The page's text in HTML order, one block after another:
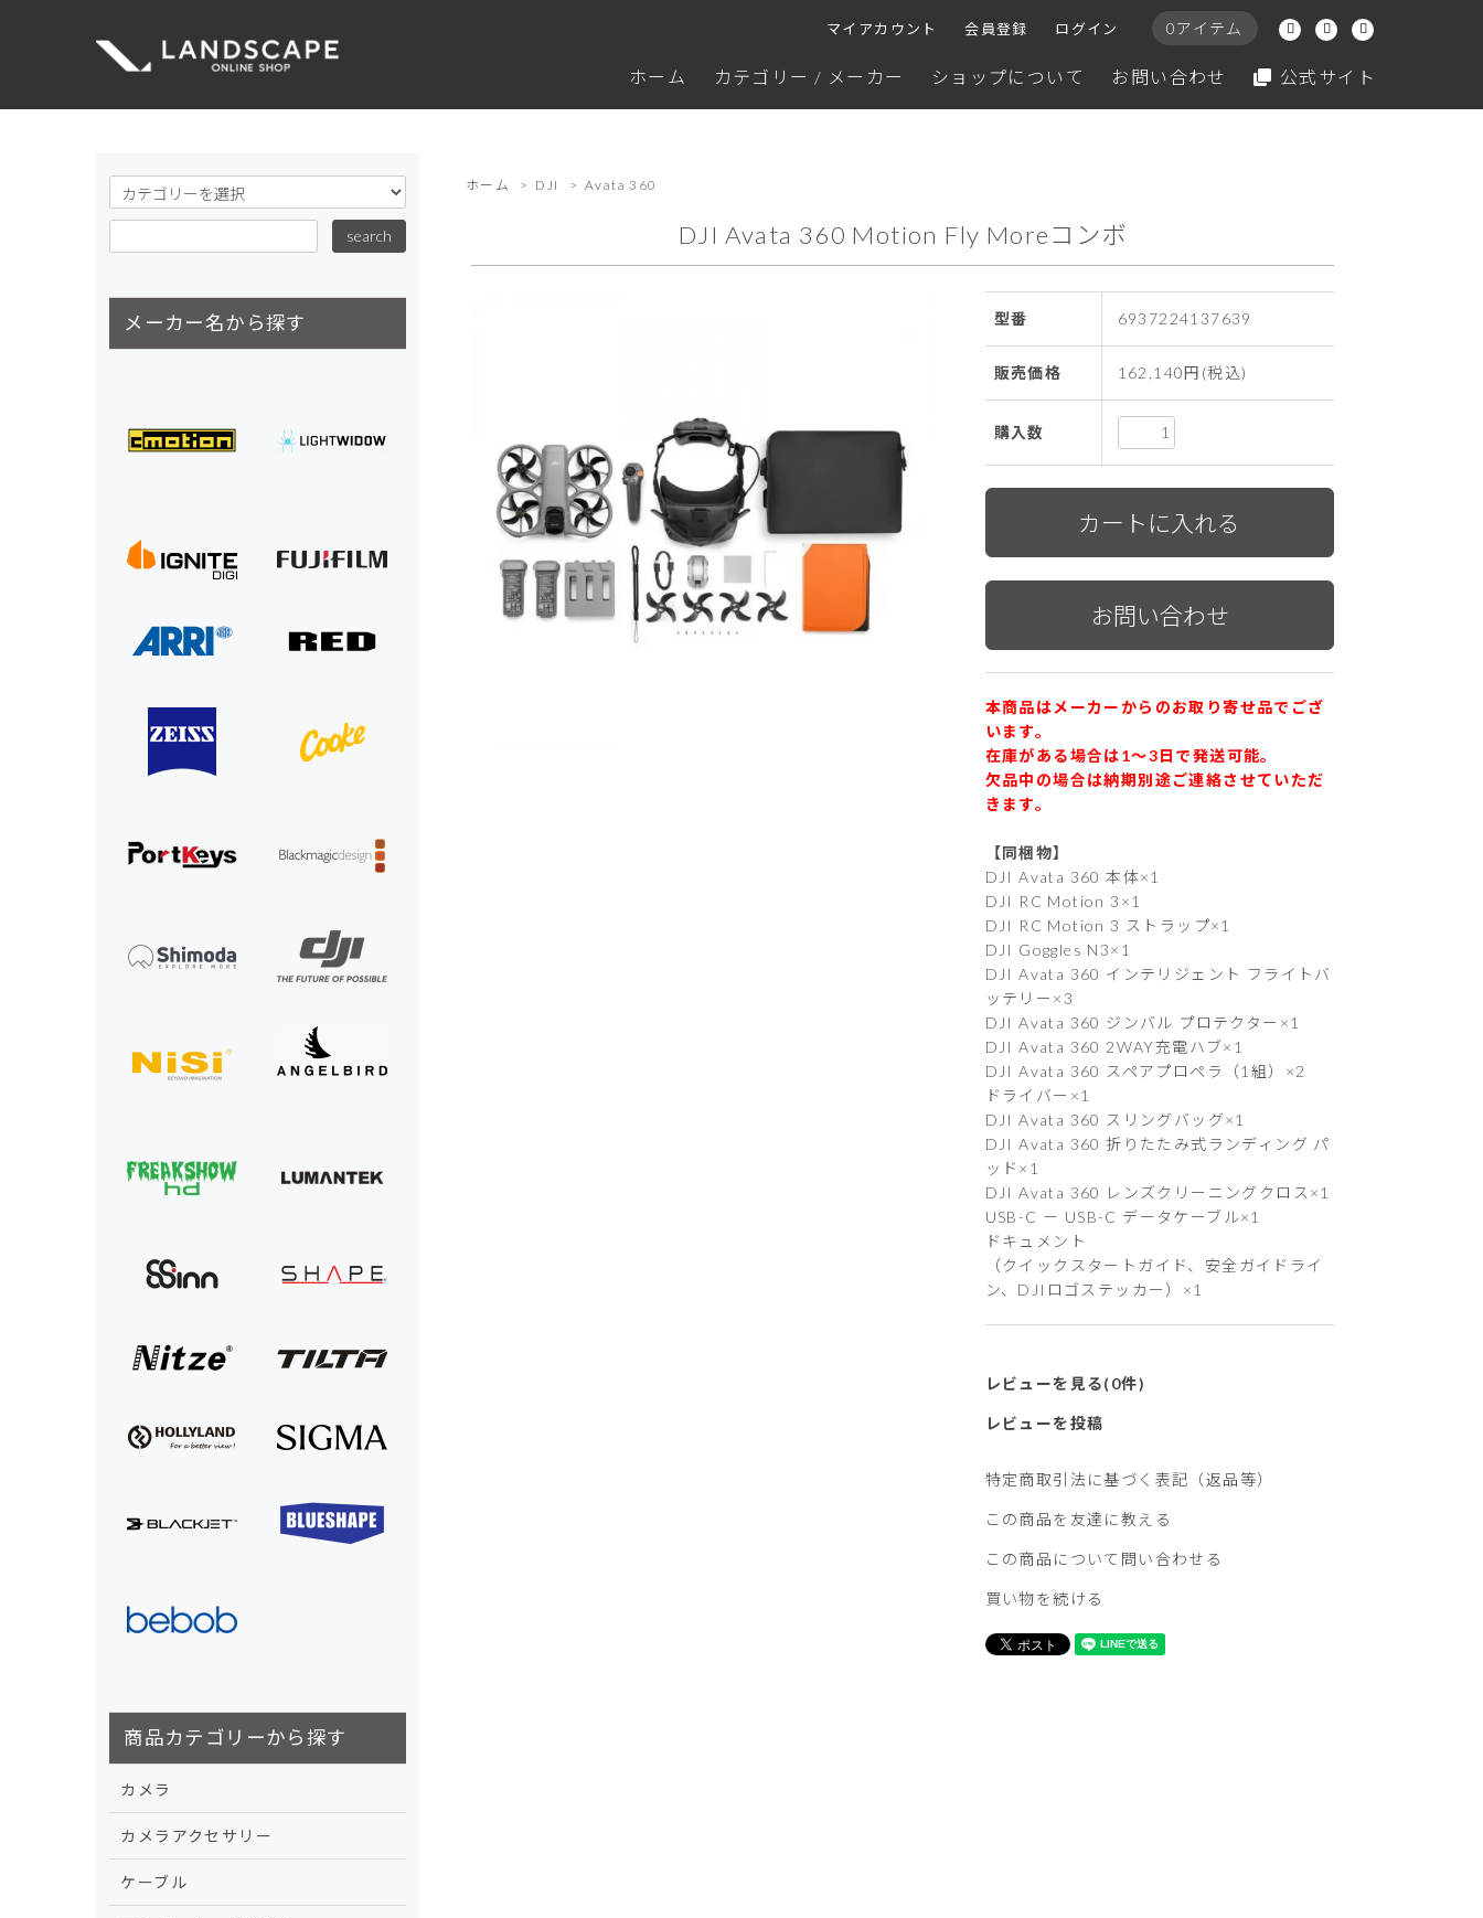
0アイテム
マイアカウント 会員登録 ログイン
ホーム カテゴリー / メーカー ショップについて お問い合わせ 公式サイト
ホーム > DJI > Avata 360
DJI Avata 360 Motion Fly Moreコンボ
型番 6937224137639
販売価格 162,140円(税込)
購入数
本商品はメーカーからのお取り寄せ品でござ
います。
在庫がある場合は1〜3日で発送可能。
欠品中の場合は納期別途ご連絡させていただ
きます。
【同梱物】
DJI Avata 360 本体×1
DJI RC Motion 3×1
DJI RC Motion 3 ストラップ×1
DJI Goggles N3×1
DJI Avata 360 インテリジェント フライトバ
ッテリー×3
DJI Avata 360 ジンバル プロテクター×1
DJI Avata 360 2WAY充電ハブ×1
DJI Avata 360 スペアプロペラ（1組）×2
ドライバー×1
DJI Avata 360 スリングバッグ×1
DJI Avata 360 折りたたみ式ランディング パ
ッド×1
DJI Avata 360 レンズクリーニングクロス×1
USB-C － USB-C データケーブル×1
ドキュメント
（クイックスタートガイド、安全ガイドライ
ン、DJIロゴステッカー）×1
レビューを見る(0件)
レビューを投稿
特定商取引法に基づく表記（返品等）
この商品を友達に教える
この商品について問い合わせる
買い物を続ける
メーカー名から探す
商品カテゴリーから探す
カメラ
カメラアクセサリー
ケーブル